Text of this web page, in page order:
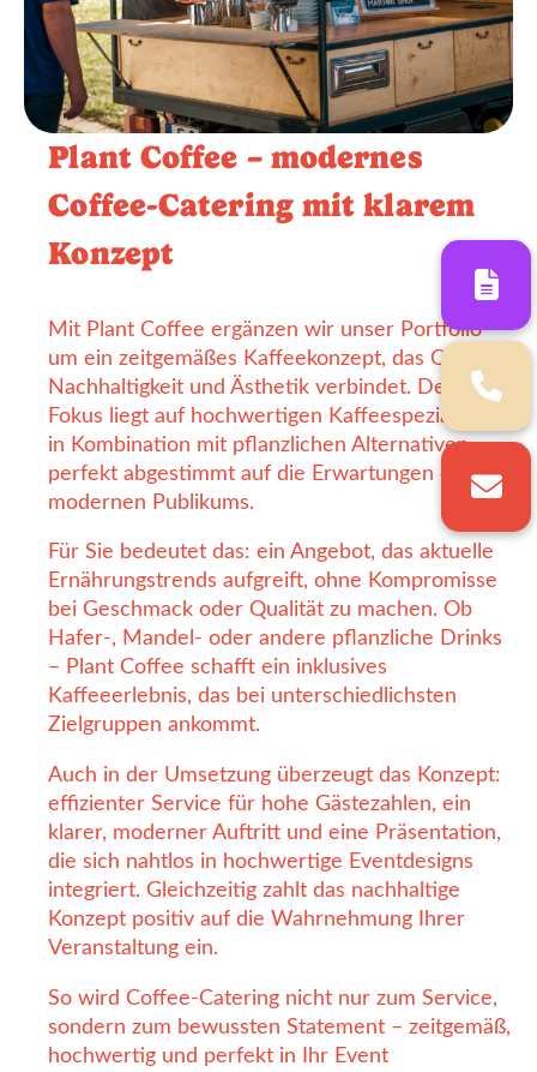
Plant Coffee – modernes
Coffee-Catering mit klarem
Konzept
Mit Plant Coffee ergänzen wir unser Portfolio
um ein zeitgemäßes Kaffeekonzept, das Qualität,
Nachhaltigkeit und Ästhetik verbindet. Der
Fokus liegt auf hochwertigen Kaffeespezialitäten
in Kombination mit pflanzlichen Alternativen –
perfekt abgestimmt auf die Erwartungen eines
modernen Publikums.
Für Sie bedeutet das: ein Angebot, das aktuelle
Ernährungstrends aufgreift, ohne Kompromisse
bei Geschmack oder Qualität zu machen. Ob
Hafer-, Mandel- oder andere pflanzliche Drinks
– Plant Coffee schafft ein inklusives
Kaffeeerlebnis, das bei unterschiedlichsten
Zielgruppen ankommt.
Auch in der Umsetzung überzeugt das Konzept:
effizienter Service für hohe Gästezahlen, ein
klarer, moderner Auftritt und eine Präsentation,
die sich nahtlos in hochwertige Eventdesigns
integriert. Gleichzeitig zahlt das nachhaltige
Konzept positiv auf die Wahrnehmung Ihrer
Veranstaltung ein.
So wird Coffee-Catering nicht nur zum Service,
sondern zum bewussten Statement – zeitgemäß,
hochwertig und perfekt in Ihr Event